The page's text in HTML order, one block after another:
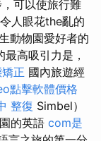
可以使旅行難
人眼花the亂的
動物園愛好者的
最高吸引力是，
正 國內旅遊經
點擊軟體價格
整復 Simbel）
的英語 com是